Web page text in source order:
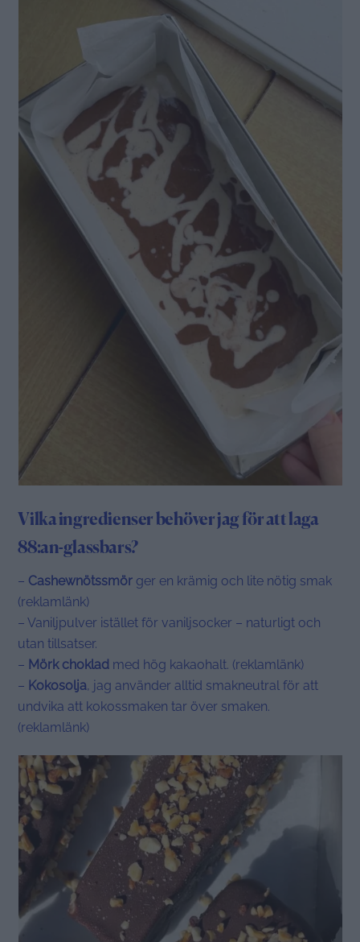
Vilka ingredienser behöver jag för att laga
88:an-glassbars?
– Cashewnötssmör ger en krämig och lite nötig smak
(reklamlänk)
– Vaniljpulver istället för vaniljsocker – naturligt och
utan tillsatser.
– Mörk choklad med hög kakaohalt. (reklamlänk)
– Kokosolja, jag använder alltid smakneutral för att
undvika att kokossmaken tar över smaken.
(reklamlänk)